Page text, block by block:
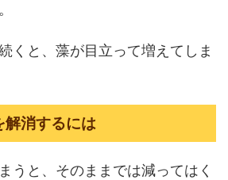
くと、藻が目立って増えてしま
解消するには
うと、そのままでは減ってはく